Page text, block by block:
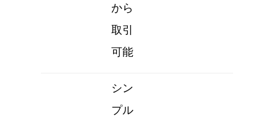
から
取引
可能
シン
プル